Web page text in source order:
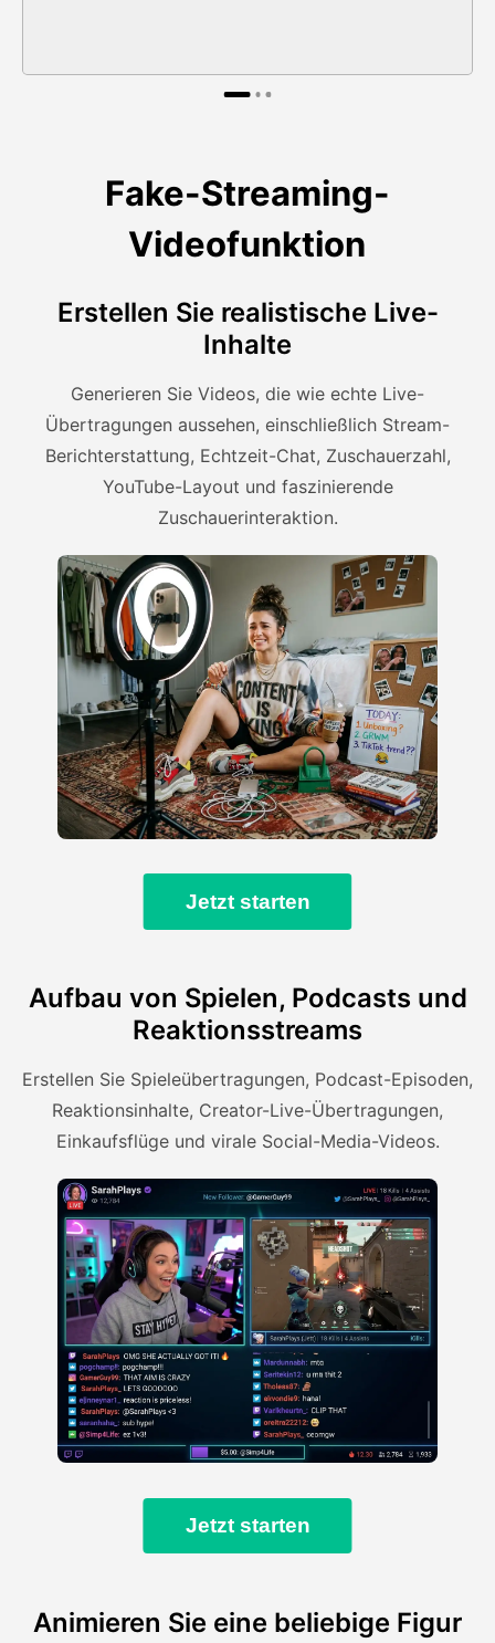
Fake-Streaming-
Videofunktion
Erstellen Sie realistische Live-
Inhalte
Generieren Sie Videos, die wie echte Live-
Übertragungen aussehen, einschließlich Stream-
Berichterstattung, Echtzeit-Chat, Zuschauerzahl,
YouTube-Layout und faszinierende
Zuschauerinteraktion.
Jetzt starten
Aufbau von Spielen, Podcasts und
Reaktionsstreams
Erstellen Sie Spieleübertragungen, Podcast-Episoden,
Reaktionsinhalte, Creator-Live-Übertragungen,
Einkaufsflüge und virale Social-Media-Videos.
Jetzt starten
Animieren Sie eine beliebige Figur